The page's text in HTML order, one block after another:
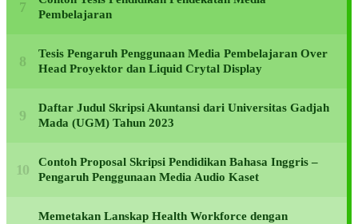
Pembelajaran
Tesis Pengaruh Penggunaan Media Pembelajaran Over
Head Proyektor dan Liquid Crytal Display
Daftar Judul Skripsi Akuntansi dari Universitas Gadjah
Mada (UGM) Tahun 2023
Contoh Proposal Skripsi Pendidikan Bahasa Inggris –
Pengaruh Penggunaan Media Audio Kaset
Memetakan Lanskap Health Workforce dengan